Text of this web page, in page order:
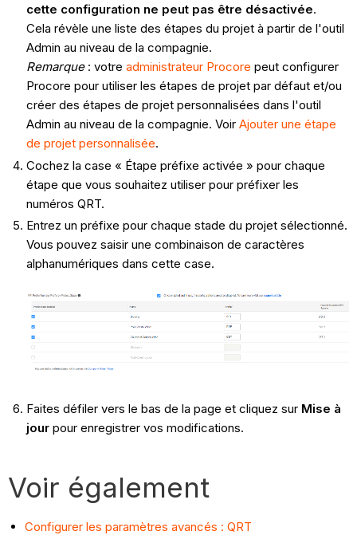
cette configuration ne peut pas être désactivée.
Cela révèle une liste des étapes du projet à partir de l'outil
Admin au niveau de la compagnie.
Remarque: votre administrateur Procore peut configurer
Procore pour utiliser les étapes de projet par défaut et/ou
créer des étapes de projet personnalisées dans l'outil
Admin au niveau de la compagnie. Voir Ajouter une étape
de projet personnalisée.
Cochez la case « Étape préfixe activée » pour chaque
étape que vous souhaitez utiliser pour préfixer les
numéros QRT.
Entrez un préfixe pour chaque stade du projet sélectionné.
Vous pouvez saisir une combinaison de caractères
alphanumériques dans cette case.
Faites défiler vers le bas de la page et cliquez sur Mise à
jourpour enregistrer vos modifications.
Voir également
Configurer les paramètres avancés : QRT